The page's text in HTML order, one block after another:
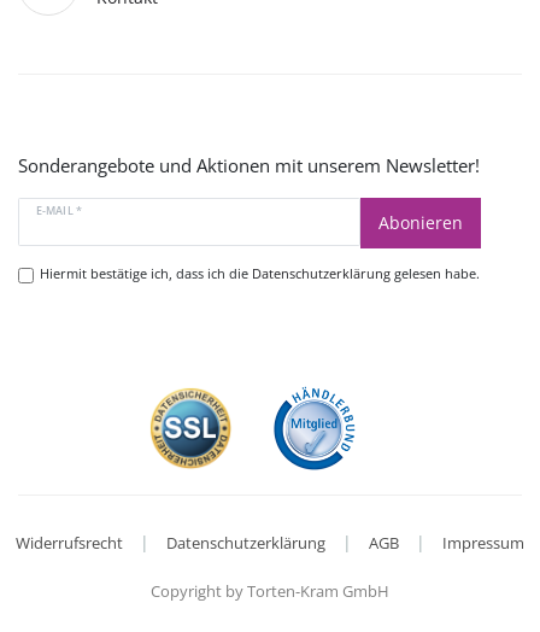
Sonderangebote und Aktionen mit unserem Newsletter!
E-MAIL *
Abonieren
Hiermit bestätige ich, dass ich die Datenschutzerklärunggelesen habe.
Widerrufsrecht | Datenschutzerklärung | AGB | Impressum
Copyright by Torten-Kram GmbH